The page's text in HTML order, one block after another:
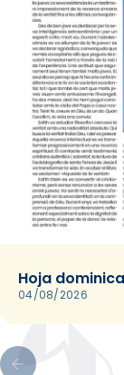
Hoja
04/08/2026